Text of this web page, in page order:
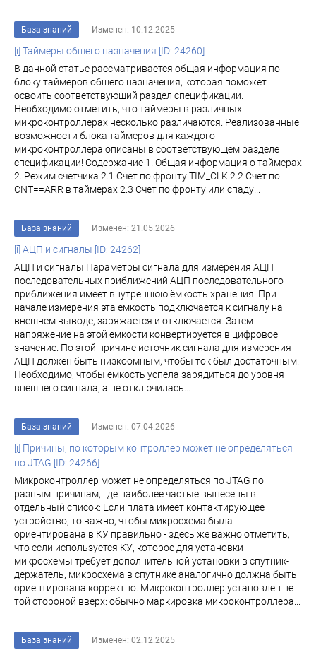
База знаний Изменен: 10.12.2025
[i] Таймеры общего назначения [ID: 24260]
В данной статье рассматривается общая информация по
блоку таймеров общего назначения, которая поможет
освоить соответствующий раздел спецификации.
Необходимо отметить, что таймеры в различных
микроконтроллерах несколько различаются. Реализованные
возможности блока таймеров для каждого
микроконтроллера описаны в соответствующем разделе
спецификации! Содержание 1. Общая информация о таймерах
2. Режим счетчика 2.1 Счет по фронту TIM_CLK 2.2 Счет по
CNT==ARR в таймерах 2.3 Счет по фронту или спаду...
База знаний Изменен: 21.05.2026
[i] АЦП и сигналы [ID: 24262]
АЦП и сигналы Параметры сигнала для измерения АЦП
последовательных приближений АЦП последовательного
приближения имеет внутреннюю ёмкость хранения. При
начале измерения эта емкость подключается к сигналу на
внешнем выводе, заряжается и отключается. Затем
напряжение на этой емкости конвертируется в цифровое
значение. По этой причине источник сигнала для измерения
АЦП должен быть низкоомным, чтобы ток был достаточным.
Необходимо, чтобы емкость успела зарядиться до уровня
внешнего сигнала, а не отключилась...
База знаний Изменен: 07.04.2026
[i] Причины, по которым контроллер может не определяться
по JTAG [ID: 24266]
Микроконтроллер может не определяться по JTAG по
разным причинам, где наиболее частые вынесены в
отдельный список: Если плата имеет контактирующее
устройство, то важно, чтобы микросхема была
ориентирована в КУ правильно - здесь же важно отметить,
что если используется КУ, которое для установки
микросхемы требует дополнительной установки в спутник-
держатель, микросхема в спутнике аналогично должна быть
ориентирована корректно. Микроконтроллер установлен не
той стороной вверх: обычно маркировка микроконтроллера...
База знаний Изменен: 02.12.2025